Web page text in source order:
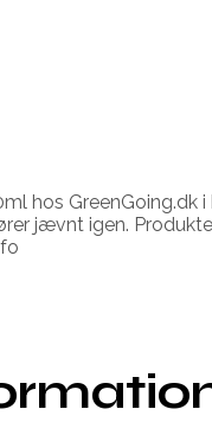
hos
jævnt igen.